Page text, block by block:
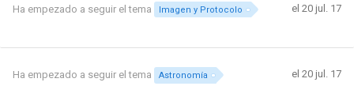
Ha empezado a seguir el tema Imagen y Protocolo el 20 jul. 17
Ha empezado a seguir el tema Astronomía el 20 jul. 17